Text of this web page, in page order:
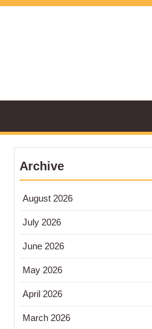
Archive
August 2026
July 2026
June 2026
May 2026
April 2026
March 2026